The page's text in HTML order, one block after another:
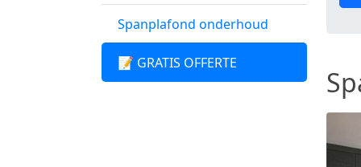
Spanplafond onderhoud
📝 GRATIS OFFERTE